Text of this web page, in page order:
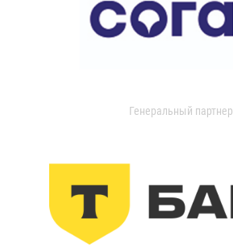
Генеральный партнер